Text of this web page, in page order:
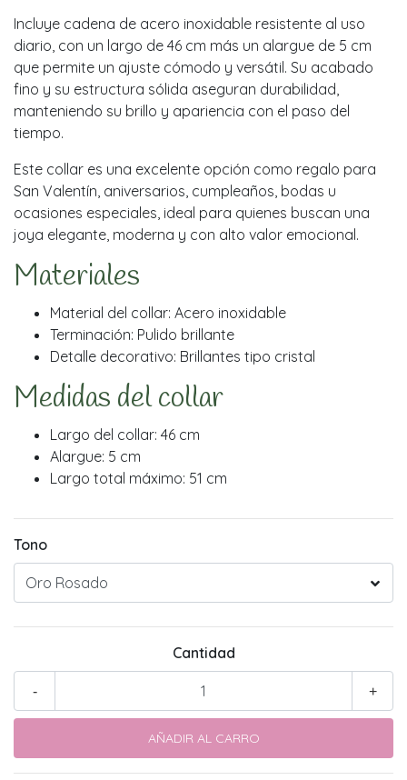
Incluye cadena de acero inoxidable resistente al uso
diario, con un largo de 46 cm más un alargue de 5 cm
que permite un ajuste cómodo y versátil. Su acabado
fino y su estructura sólida aseguran durabilidad,
manteniendo su brillo y apariencia con el paso del
tiempo.
Este collar es una excelente opción como regalo para
San Valentín, aniversarios, cumpleaños, bodas u
ocasiones especiales, ideal para quienes buscan una
joya elegante, moderna y con alto valor emocional.
Materiales
Material del collar: Acero inoxidable
Terminación: Pulido brillante
Detalle decorativo: Brillantes tipo cristal
Medidas del collar
Largo del collar: 46 cm
Alargue: 5 cm
Largo total máximo: 51 cm
Tono
Cantidad
+
-